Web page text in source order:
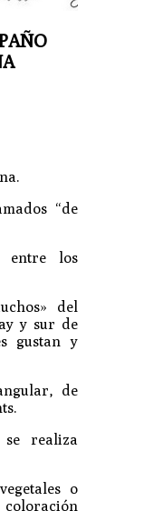
“de
entre los
del
y sur de
gustan y
de
realiza
o